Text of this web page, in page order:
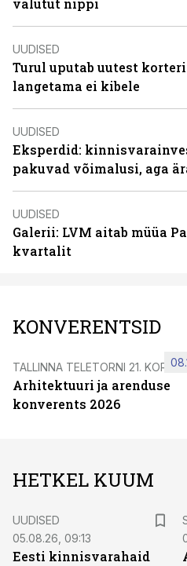
valutut nippi
UUDISED
Turul uputab uutest
langetama ei kibele
UUDISED
Eksperdid:
pakuvad võimalusi, aga
UUDISED
Galerii: LVM aitab müüa
kvartalit
KONVERENTSID
TALLINNA TELETORNI 21.
Arhitektuuri ja arenduse
konverents 2026
HETKEL KUUM
UUDISED
05.08.26, 09:13
Eesti kinnisvarahaid